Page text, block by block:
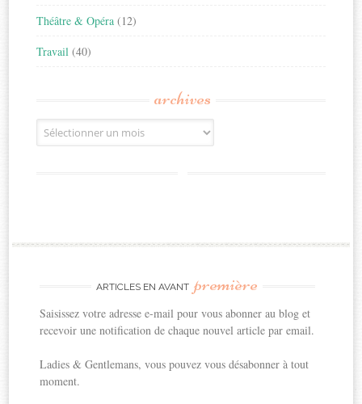
Théâtre & Opéra (12)
Travail (40)
archives
Archives
ARTICLES EN AVANT première
Saisissez votre adresse e-mail pour vous abonner au blog et
recevoir une notification de chaque nouvel article par email.
Ladies & Gentlemans, vous pouvez vous désabonner à tout
moment.